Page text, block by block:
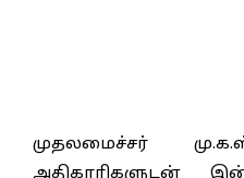
முதலமைச்சர்